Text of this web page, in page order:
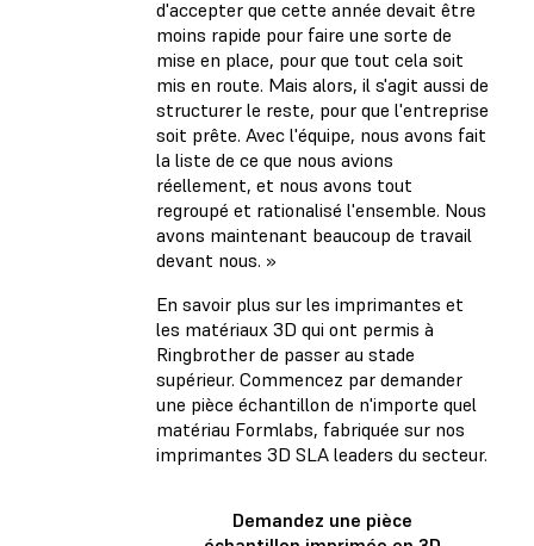
d'accepter que cette année devait être
moins rapide pour faire une sorte de
mise en place, pour que tout cela soit
mis en route. Mais alors, il s'agit aussi de
structurer le reste, pour que l'entreprise
soit prête. Avec l'équipe, nous avons fait
la liste de ce que nous avions
réellement, et nous avons tout
regroupé et rationalisé l'ensemble. Nous
avons maintenant beaucoup de travail
devant nous. »
En savoir plus sur les imprimantes et
les matériaux 3D qui ont permis à
Ringbrother de passer au stade
supérieur. Commencez par demander
une pièce échantillon de n'importe quel
matériau Formlabs, fabriquée sur nos
imprimantes 3D SLA leaders du secteur.
Demandez une pièce